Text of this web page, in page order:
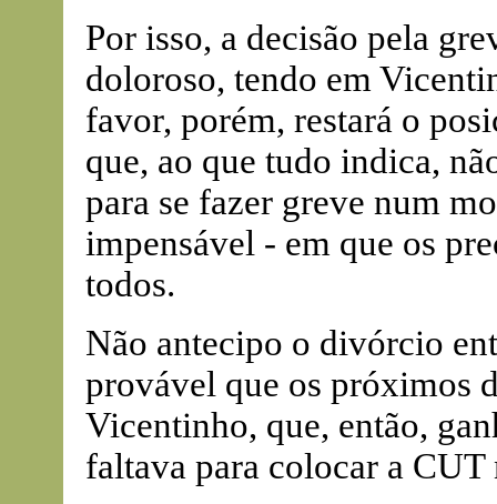
Por isso, a decisão pela
doloroso, tendo em
favor, porém, restará o
que, ao que tudo indica,
para se fazer greve num
impensável - em que os
todos.
Não antecipo o divórcio
provável que os próximos
Vicentinho, que, então,
faltava para colocar a